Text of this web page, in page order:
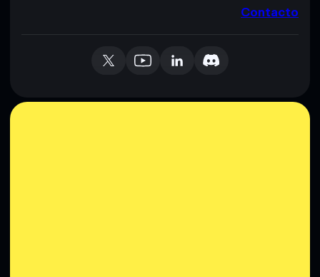
Contacto